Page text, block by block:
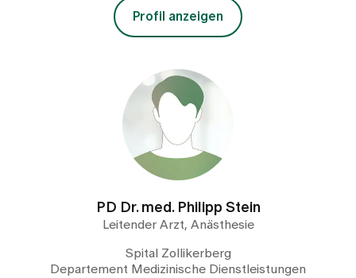
Profil anzeigen
PD Dr. med. Philipp Stein
Leitender Arzt, Anästhesie
Spital Zollikerberg
Departement Medizinische Dienstleistungen